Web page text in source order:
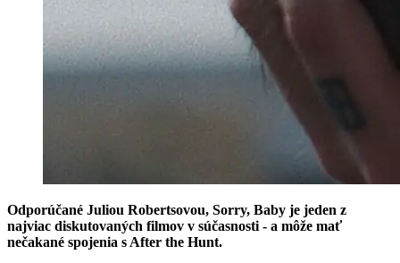
Odporúčané Juliou Robertsovou, Sorry, Baby je jeden z
najviac diskutovaných filmov v súčasnosti - a môže mať
nečakané spojenia s After the Hunt.